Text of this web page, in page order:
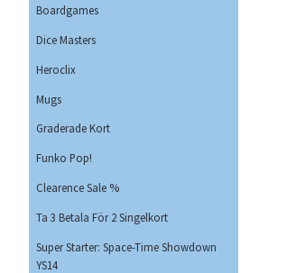
Boardgames
Dice Masters
Heroclix
Mugs
Graderade Kort
Funko Pop!
Clearence Sale %
Ta 3 Betala För 2 Singelkort
Super Starter: Space-Time Showdown
YS14